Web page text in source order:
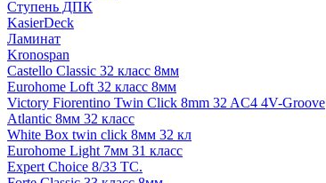
Ступень ДПК
KasierDeck
Ламинат
Kronospan
Castello Classic 32 класс 8мм
Eurohome Loft 32 класс 8мм
Victory Fiorentino Twin Click 8mm 32 AC4 4V-Groove
Atlantic 8мм 32 класс
White Box twin click 8мм 32 кл
Eurohome Light 7мм 31 класс
Expert Choice 8/33 TC.